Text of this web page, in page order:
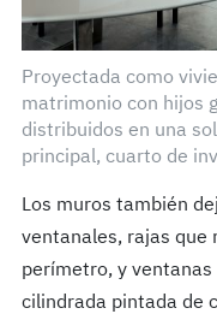
Proyectada como
matrimonio con hijos
distribuidos en una
principal, cuarto de
Los muros también
ventanales, rajas que
perímetro, y
cilindrada pintada de